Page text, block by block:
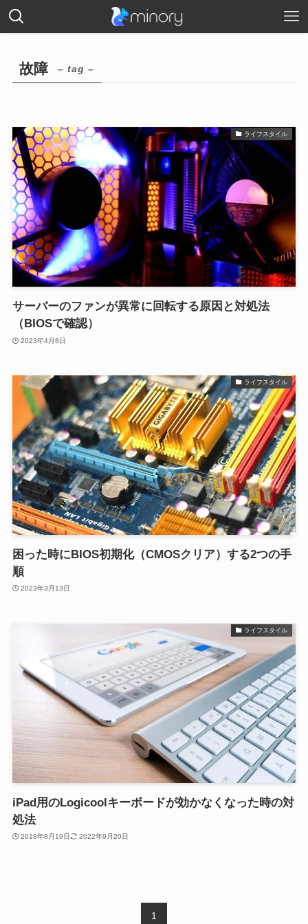
故障 – tag –
ライフスタイル
サーバーのファンが異常に回転する原因と対処法
（BIOSで確認）
2023年4月8日
ライフスタイル
困った時にBIOS初期化（CMOSクリア）する2つの手
順
2023年3月13日
ライフスタイル
iPad用のLogicoolキーボードが効かなくなった時の対
処法
2018年8月19日 2022年9月20日
1